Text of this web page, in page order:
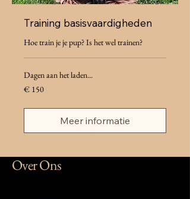
Training basisvaardigheden
Hoe train je je pup? Is het wel trainen?
Dagen aan het laden...
150
euro
€ 150
Meer informatie
Over Ons